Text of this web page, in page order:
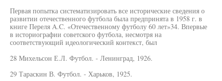
Первая попытка систематизировать все исторические сведения о
развитии отечественного футбола была предпринята в 1958 г. в
книге Переля A.C. «Отечественному футболу 60 лет»34. Впервые
в историографии советского футбола, несмотря на
соответствующий идеологический контекст, был
28 Михельсон Е.Л. Футбол. - Ленинград, 1926.
29 Тараскин В. Футбол. - Харьков, 1925.